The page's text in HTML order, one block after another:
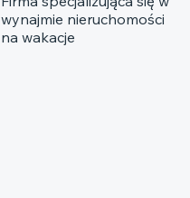
wynajmie nieruchomości
na wakacje